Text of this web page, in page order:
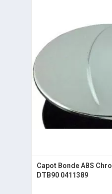
Capot Bonde ABS
DTB90 0411389